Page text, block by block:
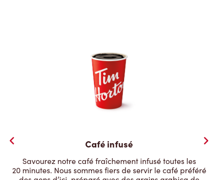
Café infusé
Savourez notre café fraîchement infusé toutes les
20 minutes. Nous sommes fiers de servir le café préféré